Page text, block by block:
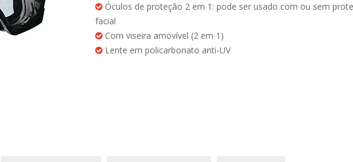
Óculos de proteção 2 em 1: pode ser usado com ou sem
facial
Com viseira amovível (2 em 1)
Lente em policarbonato anti-UV